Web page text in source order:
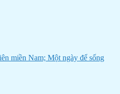
miền Nam; Một ngày để sống